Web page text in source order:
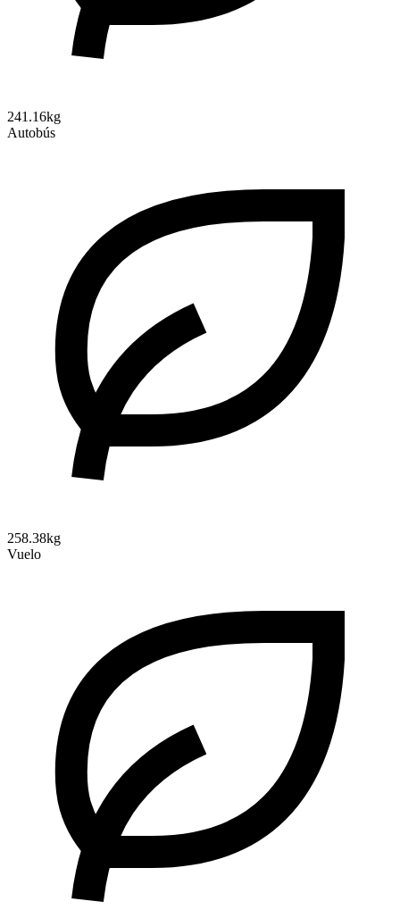
241.16kg
Autobús
258.38kg
Vuelo